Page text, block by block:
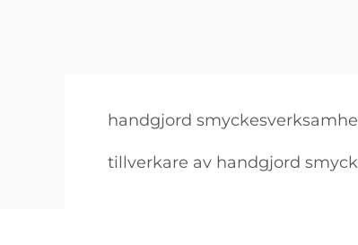
handgjord
tillverkare av handgjord